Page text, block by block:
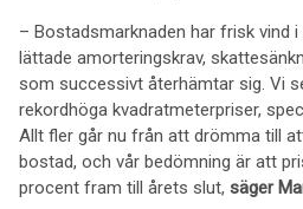
– Bostadsmarknaden har frisk vind
lättade amorteringskrav,
som successivt återhämtar sig. Vi
rekordhöga kvadratmeterpriser,
Allt fler går nu från att drömma till
bostad, och vår bedömning är att
procent fram till årets slut, säger